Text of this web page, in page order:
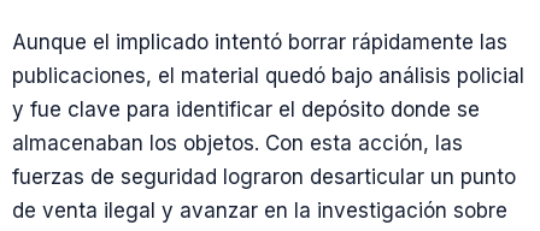
Aunque el implicado intentó borrar rápidamente las
publicaciones, el material quedó bajo análisis policial
y fue clave para identificar el depósito donde se
almacenaban los objetos. Con esta acción, las
fuerzas de seguridad lograron desarticular un punto
de venta ilegal y avanzar en la investigación sobre